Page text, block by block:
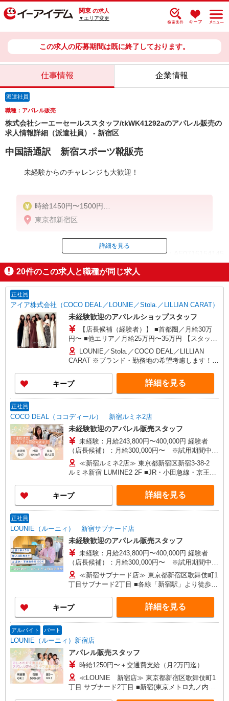
関東 の求人
▼エリア変更
この求人の応募期間は既に終了しております。
仕事情報 企業情報
派遣社員
職種：アパレル販売
株式会社シーエーセールススタッフ/tkWK41292aのアパレル販売の
求人情報詳細（派遣社員） - 新宿区
中国語通訳 新宿スポーツ靴販売
未経験からのチャレンジも大歓迎！
時給1450円〜1500円
時給1,500円×実働7.5時間×22日＝247,500円＋残業
時給設定は経験、シフト希望により異なります。
東京都新宿区
ID：AE0716154145
掲載期間終了
詳細を見る
20件のこの求人と職種が同じ求人
正社員
アイア株式会社（COCO DEAL／LOUNIE／Stola.／LILLIAN CARAT）
未経験歓迎のアパレルショップスタッフ
【店長候補（経験者）】 ■首都圏／月給30万
円〜 ■他エリア／月給25万円〜35万円 【スタッ
フ】 ■首都圏／月給24万3,800円〜40万円 ■大阪／
月給23万3,500円〜35万円 ■京都、兵庫、愛知、岐
阜、福岡／月給22万7,800円〜35万円 ■他エリア／
月給22万2,100円〜35万円 固定残業手当含む（1ヶ
月あたり20時間）※超過時は追加支給 首都圏エリ
ア：30,800円 大阪：29,500円 京都、兵庫、愛知、
考慮 ※試用期間3ヶ月も同条件（首都圏：店長候
補は月給27万円〜）
LOUNIE／Stola.／COCO DEAL／LILLIAN
CARAT ※ブランド・勤務地の希望考慮します！※
道、宮城（仙台）、愛知、大阪、兵庫、京都、和
歌山、岡山、広島、愛媛、福岡、長崎、宮崎、熊
本などの各店舗で募集しています。 【COCO
ルミネ池袋店／ルミネ横浜／ルミネ大宮店／ルミ
ネ有楽町店 ルミネ立川店／ルミネ町田店／池袋
PARCO店／東京スカイツリータウン・ソラマチ店
イクスピアリ店／イオンレイクタウン店／ジョイ
ナス店／テラスモール湘南店 タカシマヤ ゲートタ
ワーモール店／イオン大高SC店 なんばCITY店／
天王寺MIO店／阪神梅田本店／京都ポルタ店／阪
番街店／ミナモア広島店／博多阪急店／天神ソラ
リアプラザ店 ▽他、詳しくは備考をご参照くださ
い。
キープ 詳細を見る
正社員
COCO DEAL（ココディール） 新宿ルミネ2店
未経験歓迎のアパレル販売スタッフ
未経験：月給243,800円〜400,000円 経験者
（店長候補）：月給300,000円〜 ※試用期間中は
270,000円〜 ★固定残業手当：30,800円（月給に
含む） ※経験・能力考慮 ※固定残業時間は1ヶ月
あたり20時間、超過時は追加で残業手当支給 ※月
3万円まで交通費支給 ※試用期間（2〜3ヶ月）も
同条件 【手当】固定残業手当／資格手当／店舗職
制手当／住宅手当（実家外かつ賃貸の場合のみ別
当の種類はエリアにより異なります。詳細は面接
時にお尋ねください。
≪新宿ルミネ2店≫ 東京都新宿区新宿3-38-2
ルミネ新宿 LUMINE2 2F ■JR・小田急線・京王線
キープ 詳細を見る
正社員
LOUNIE（ルーニィ） 新宿サブナード店
未経験歓迎のアパレル販売スタッフ
未経験：月給243,800円〜400,000円 経験者
（店長候補）：月給300,000円〜 ※試用期間中は
270,000円〜 ★固定残業手当：30,800円（月給に
含む） ※経験・能力考慮 ※固定残業時間は1ヶ月
あたり20時間、超過時は追加で残業手当支給 ※月
3万円まで交通費支給 ※試用期間（2〜3ヶ月）も
同条件 【手当】固定残業手当／資格手当／店舗職
制手当／住宅手当（実家外かつ賃貸の場合のみ別
当の種類はエリアにより異なります。詳細は面接
時にお尋ねください。 ＼入社３大特典キャンペー
ン実施中！／※詳細は備考欄にて
≪新宿サブナード店≫ 東京都新宿区歌舞伎町1
丁目サブナード2丁目 ■各線「新宿駅」より徒歩3
キープ 詳細を見る
アルバイト パート
LOUNIE（ルーニィ）新宿店
アパレル販売スタッフ
時給1250円〜＋交通費支給（月2万円迄）
≪LOUNIE 新宿店≫ 東京都新宿区歌舞伎町1
丁目 サブナード2丁目 ■新宿(東京メトロ丸ノ内